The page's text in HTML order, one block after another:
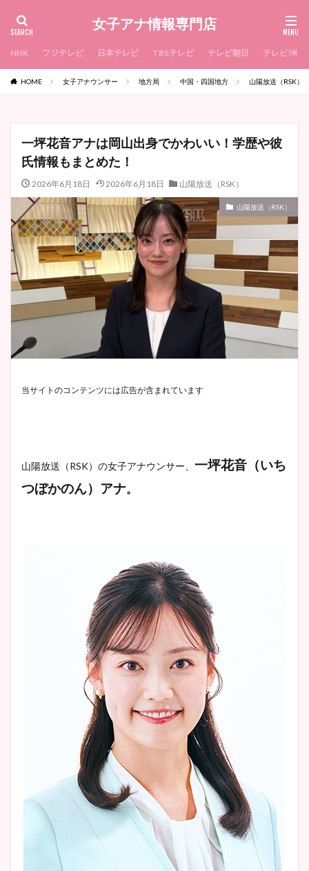
女子アナ情報専門店
NHK フジテレビ 日本テレビ TBSテレビ テレビ朝日 テレビ東京
HOME 女子アナウンサー 地方局 中国・四国地方 山陽放送（RSK）
一坪花音アナは岡山出身でかわいい！学歴や彼
氏情報もまとめた！
2026年6月18日 2026年6月18日 山陽放送（RSK）
山陽放送（RSK）
当サイトのコンテンツには広告が含まれています
山陽放送（RSK） の女子アナウンサー、 一坪花音（いち
つぼかのん）アナ。